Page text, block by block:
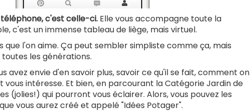
téléphone, c'est celle-ci. Elle vous accompagne toute la
c'est un immense tableau de liège, mais virtuel.
que l'on aime. Ça peut sembler simpliste comme ça, mais
les générations.
avez envie d'en savoir plus, savoir ce qu'il se fait, comment on
vous intéresse. Et bien, en parcourant la Catégorie Jardin de
(jolies!) qui pourront vous éclairer. Alors, vous pouvez les
vous aurez créé et appelé "Idées Potager".